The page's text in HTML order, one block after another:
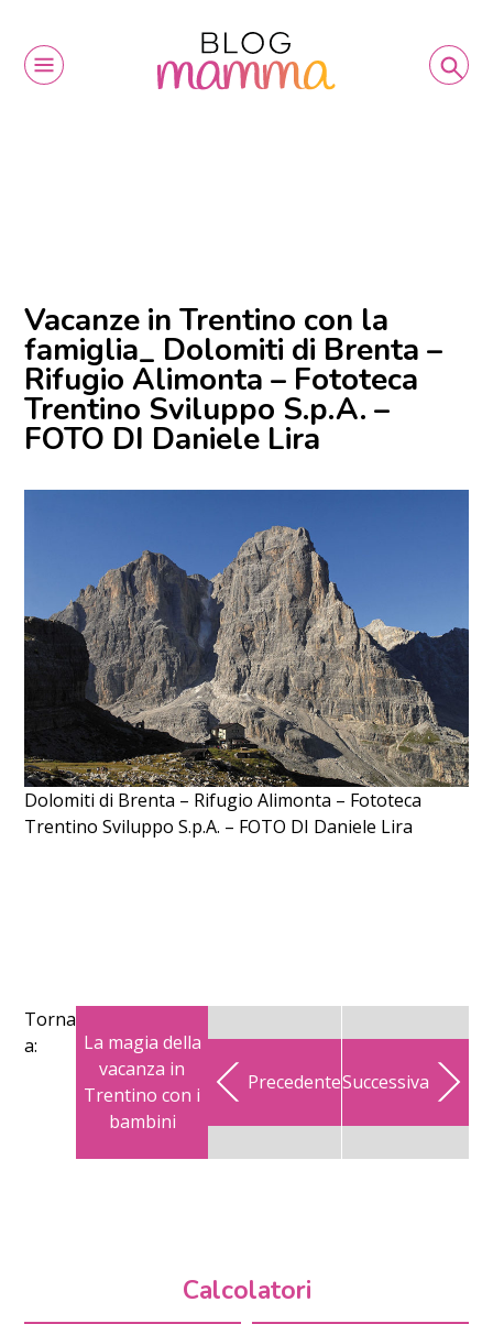
Vacanze in Trentino con la
famiglia_ Dolomiti di Brenta –
Rifugio Alimonta – Fototeca
Trentino Sviluppo S.p.A. –
FOTO DI Daniele Lira
Dolomiti di Brenta – Rifugio Alimonta – Fototeca
Trentino Sviluppo S.p.A. – FOTO DI Daniele Lira
Torna
a:
La magia della
vacanza in
Trentino con i
bambini
PrecedenteSuccessiva
Calcolatori